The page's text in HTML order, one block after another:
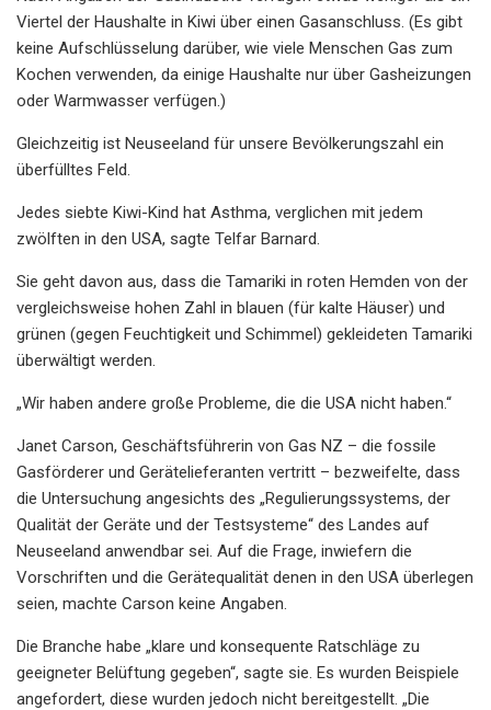
Viertel der Haushalte in Kiwi über einen Gasanschluss. (Es gibt
keine Aufschlüsselung darüber, wie viele Menschen Gas zum
Kochen verwenden, da einige Haushalte nur über Gasheizungen
oder Warmwasser verfügen.)
Gleichzeitig ist Neuseeland für unsere Bevölkerungszahl ein
überfülltes Feld.
Jedes siebte Kiwi-Kind hat Asthma, verglichen mit jedem
zwölften in den USA, sagte Telfar Barnard.
Sie geht davon aus, dass die Tamariki in roten Hemden von der
vergleichsweise hohen Zahl in blauen (für kalte Häuser) und
grünen (gegen Feuchtigkeit und Schimmel) gekleideten Tamariki
überwältigt werden.
„Wir haben andere große Probleme, die die USA nicht haben.“
Janet Carson, Geschäftsführerin von Gas NZ – die fossile
Gasförderer und Gerätelieferanten vertritt – bezweifelte, dass
die Untersuchung angesichts des „Regulierungssystems, der
Qualität der Geräte und der Testsysteme“ des Landes auf
Neuseeland anwendbar sei. Auf die Frage, inwiefern die
Vorschriften und die Gerätequalität denen in den USA überlegen
seien, machte Carson keine Angaben.
Die Branche habe „klare und konsequente Ratschläge zu
geeigneter Belüftung gegeben“, sagte sie. Es wurden Beispiele
angefordert, diese wurden jedoch nicht bereitgestellt. „Die